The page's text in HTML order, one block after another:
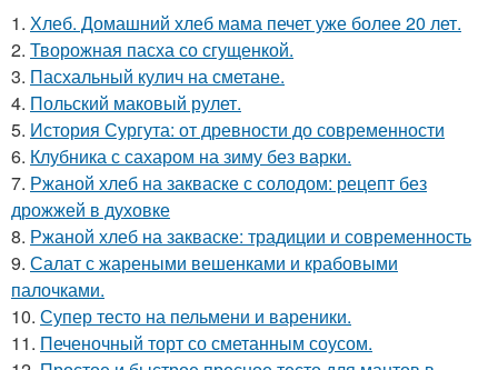
1. Хлеб. Домашний хлеб мама печет уже более 20 лет.
2. Творожная пасха со сгущенкой.
3. Пасхальный кулич на сметане.
4. Польский маковый рулет.
5. История Сургута: от древности до современности
6. Клубника с сахаром на зиму без варки.
7. Ржаной хлеб на закваске с солодом: рецепт без
дрожжей в духовке
8. Ржаной хлеб на закваске: традиции и современность
9. Салат с жареными вешенками и крабовыми
палочками.
10. Супер тесто на пельмени и вареники.
11. Печеночный торт со сметанным соусом.